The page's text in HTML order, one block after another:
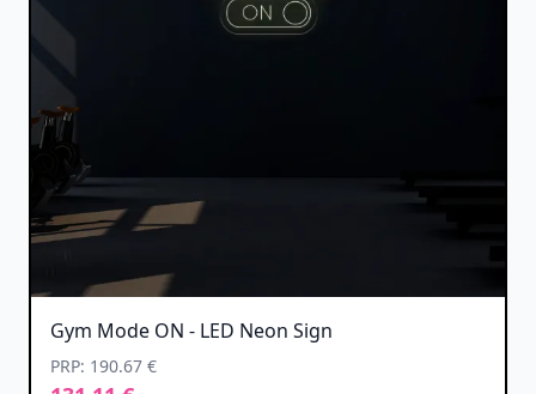
Gym Mode ON - LED Neon Sign
PRP: 190.67 €